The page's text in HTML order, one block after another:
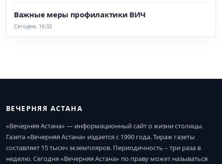
Важные меры профилактики ВИЧ
Сегодня, 16:32
ВЕЧЕРНЯЯ АСТАНА
«Вечерняя Астана» — информационный сайт о жизни столицы.
Газета «Вечерняя Астана» издается с 1990 года. Тираж газеты
составляет 15 тысяч экземпляров. Периодичность – три раза в
неделю. Сегодня «Вечерняя Астана» по праву может называться